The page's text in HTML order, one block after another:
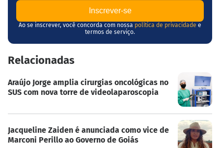
Ao se inscrever, você concorda com nossa política de privacidade e
termos de serviço.
Relacionadas
Araújo Jorge amplia cirurgias oncológicas no
SUS com nova torre de videolaparoscopia
Jacqueline Zaiden é anunciada como vice de
Marconi Perillo ao Governo de Goiás